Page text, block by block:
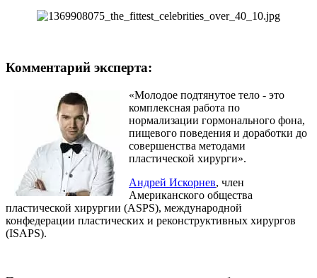
Комментарий эксперта:
«Молодое подтянутое тело - это
комплексная работа по
нормализации гормонального фона,
пищевого поведения и доработки до
совершенства методами
пластической хирурги».
Андрей Искорнев, член
Американского общества
пластической хирургии (ASPS), международной
конфедерации пластических и реконструктивных хирургов
(ISAPS).